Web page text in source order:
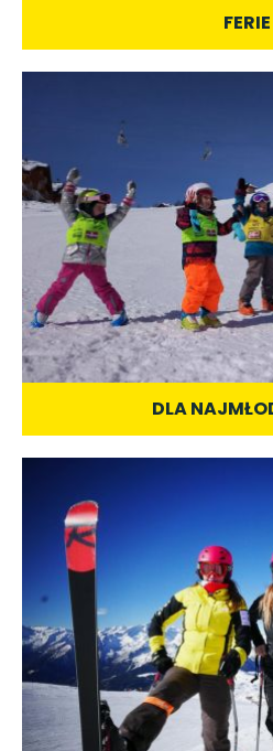
FERIE
DLA